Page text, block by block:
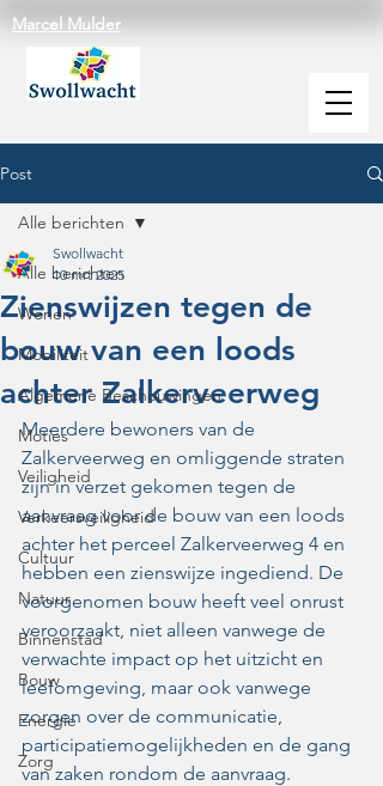
Marcel Mulder
Post
Alle berichten
Wonen
Mobiliteit
Algemene Beschouwingen
Moties
Veiligheid
Verkeersveiligheid
Cultuur
Natuur
Binnenstad
Bouw
Energie
Zorg
Alle berichten
Zienswijzen tegen de
bouw van een loods
achter Zalkerveerweg
Swollwacht
10 mrt 2025
Meerdere bewoners van de
Zalkerveerweg en omliggende straten
zijn in verzet gekomen tegen de
aanvraag voor de bouw van een loods
achter het perceel Zalkerveerweg 4 en
hebben een zienswijze ingediend. De
voorgenomen bouw heeft veel onrust
veroorzaakt, niet alleen vanwege de
verwachte impact op het uitzicht en
leefomgeving, maar ook vanwege
zorgen over de communicatie,
participatiemogelijkheden en de gang
van zaken rondom de aanvraag.